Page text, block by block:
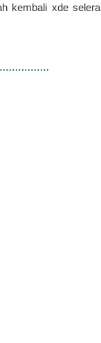
kembali xde selera